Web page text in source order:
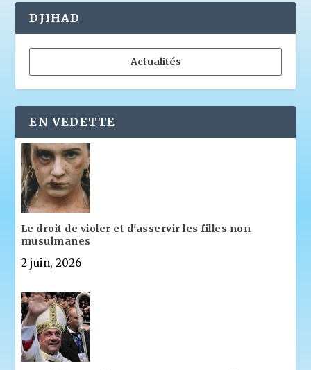
DJIHAD
Actualités
EN VEDETTE
Le droit de violer et d'asservir les filles non
musulmanes
2 juin, 2026